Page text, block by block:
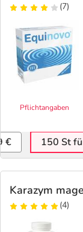
(7)
Pflichtangaben
€ 150 St
Karazym
(4)